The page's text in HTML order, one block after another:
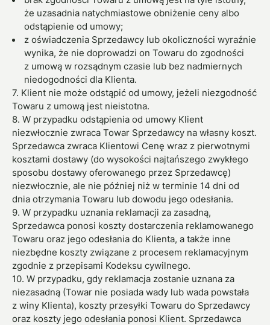
że uzasadnia natychmiastowe obniżenie ceny albo
odstąpienie od umowy;
z oświadczenia Sprzedawcy lub okoliczności wyraźnie
wynika, że nie doprowadzi on Towaru do zgodności
z umową w rozsądnym czasie lub bez nadmiernych
niedogodności dla Klienta.
7. Klient nie może odstąpić od umowy, jeżeli niezgodność
Towaru z umową jest nieistotna.
8. W przypadku odstąpienia od umowy Klient
niezwłocznie zwraca Towar Sprzedawcy na własny koszt.
Sprzedawca zwraca Klientowi Cenę wraz z pierwotnymi
kosztami dostawy (do wysokości najtańszego zwykłego
sposobu dostawy oferowanego przez Sprzedawcę)
niezwłocznie, ale nie później niż w terminie 14 dni od
dnia otrzymania Towaru lub dowodu jego odesłania.
9. W przypadku uznania reklamacji za zasadną,
Sprzedawca ponosi koszty dostarczenia reklamowanego
Towaru oraz jego odesłania do Klienta, a także inne
niezbędne koszty związane z procesem reklamacyjnym
zgodnie z przepisami Kodeksu cywilnego.
10. W przypadku, gdy reklamacja zostanie uznana za
niezasadną (Towar nie posiada wady lub wada powstała
z winy Klienta), koszty przesyłki Towaru do Sprzedawcy
oraz koszty jego odesłania ponosi Klient. Sprzedawca